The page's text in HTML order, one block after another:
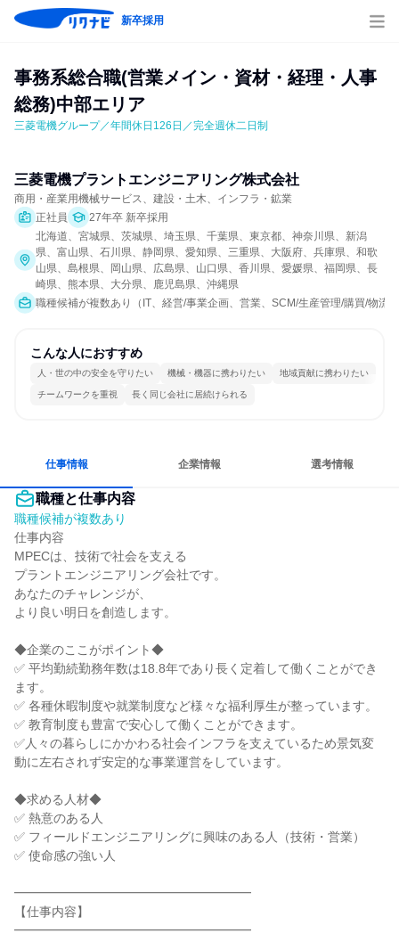
新卒採用
事務系総合職(営業メイン・資材・経理・人事
総務)中部エリア
三菱電機グループ／年間休日126日／完全週休二日制
三菱電機プラントエンジニアリング株式会社
商用・産業用機械サービス、建設・土木、インフラ・鉱業
正社員
27年卒 新卒採用
北海道、宮城県、茨城県、埼玉県、千葉県、東京都、神奈川県、新潟
県、富山県、石川県、静岡県、愛知県、三重県、大阪府、兵庫県、和歌
山県、島根県、岡山県、広島県、山口県、香川県、愛媛県、福岡県、長
崎県、熊本県、大分県、鹿児島県、沖縄県
職種候補が複数あり（IT、経営/事業企画、営業、SCM/生産管理/購買/物流
こんな人におすすめ
人・世の中の安全を守りたい 機械・機器に携わりたい 地域貢献に携わりたい
チームワークを重視 長く同じ会社に居続けられる
仕事情報 企業情報 選考情報
職種と仕事内容
職種候補が複数あり
仕事内容
MPECは、技術で社会を支える
プラントエンジニアリング会社です。
あなたのチャレンジが、
より良い明日を創造します。
◆企業のここがポイント◆
✅ 平均勤続勤務年数は18.8年であり長く定着して働くことができ
ます。
✅ 各種休暇制度や就業制度など様々な福利厚生が整っています。
✅ 教育制度も豊富で安心して働くことができます。
✅人々の暮らしにかかわる社会インフラを支えているため景気変
動に左右されず安定的な事業運営をしています。
◆求める人材◆
✅ 熱意のある人
✅ フィールドエンジニアリングに興味のある人（技術・営業）
✅ 使命感の強い人
━━━━━━━━━━━━━━━━━━━
【仕事内容】
━━━━━━━━━━━━━━━━━━━